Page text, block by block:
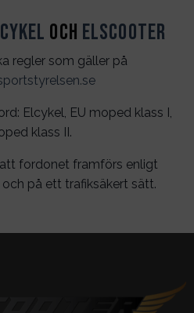
och Elscooter
regler som gäller på
Elcykel, EU moped klass I,
klass II.
fordonet framförs enligt
på ett trafiksäkert sätt.